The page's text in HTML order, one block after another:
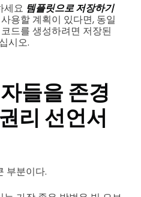
세요 템플릿으로 저장하기
용할 계획이 있다면, 동일
드를 생성하려면 저장된
시오.
들을 존경
권리 선언서
부분이다.